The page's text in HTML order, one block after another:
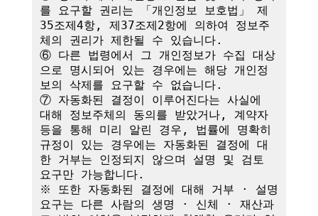
를 요구할 권리는 「개인정보 보호법」 제
35조제4항, 제37조제2항에 의하여 정보주
체의 권리가 제한될 수 있습니다.
⑥ 다른 법령에서 그 개인정보가 수집 대상
으로 명시되어 있는 경우에는 해당 개인정
보의 삭제를 요구할 수 없습니다.
⑦ 자동화된 결정이 이루어진다는 사실에
대해 정보주체의 동의를 받았거나, 계약자
등을 통해 미리 알린 경우, 법률에 명확히
규정이 있는 경우에는 자동화된 결정에 대
한 거부는 인정되지 않으며 설명 및 검토
요구만 가능합니다.
※ 또한 자동화된 결정에 대해 거부 · 설명
요구는 다른 사람의 생명 · 신체 · 재산과